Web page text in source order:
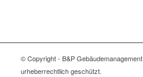
© Copyright - B&P
urheberrechtlich geschützt.